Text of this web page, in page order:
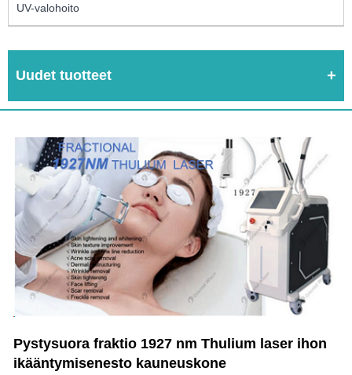
UV-valohoito
Uudet tuotteet
Pystysuora fraktio 1927 nm Thulium laser ihon
ikääntymisenesto kauneuskone